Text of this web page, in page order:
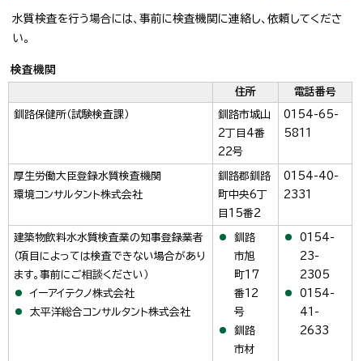
水質検査を行う場合には、事前に検査機関に連絡し、依頼してくださ
い。
検査機関
住所 電話番号
釧路保健所（試験検査課）
釧路市城山
2丁目4番
22号
0154-65-
5811
厚生労働大臣登録水質検査機関
環境コンサルタント株式会社
釧路郡釧路
町中央6丁
目15番2
0154-40-
2331
建築物飲料水水質検査業の知事登録業者
（項目によっては検査できない場合があり
ます。事前にご相談ください）
イーアイテクノ株式会社
太平洋総合コンサルタント株式会社
釧路
市旭
町17
番12
号
釧路
市材
0154-
23-
2305
0154-
41-
2633